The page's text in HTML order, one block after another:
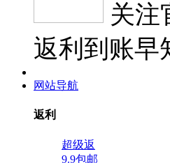
关注
返利到账早
网站导航
返利
超级返
9.9包邮